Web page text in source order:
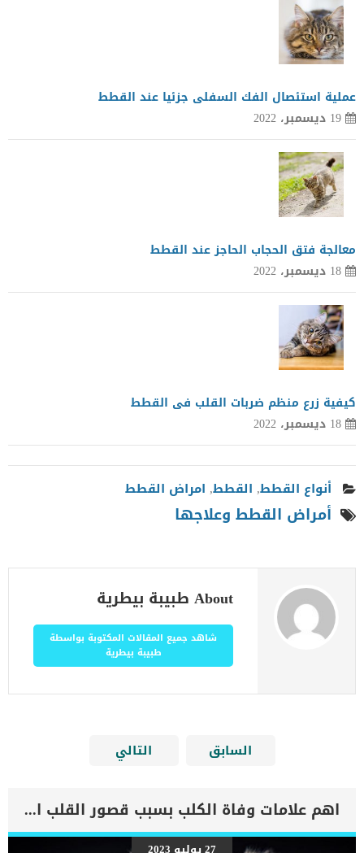
عملية استئصال الفك السفلى جزئيا عند القطط
19 ديسمبر، 2022
معالجة فتق الحجاب الحاجز عند القطط
18 ديسمبر، 2022
كيفية زرع منظم ضربات القلب فى القطط
18 ديسمبر، 2022
أنواع القطط, القطط, امراض القطط
أمراض القطط وعلاجها
About طبيبة بيطرية
شاهد جميع المقالات المكتوبة بواسطة
طبيبة بيطرية
السابق التالي
اهم علامات وفاة الكلب بسبب قصور القلب الاحتقانى